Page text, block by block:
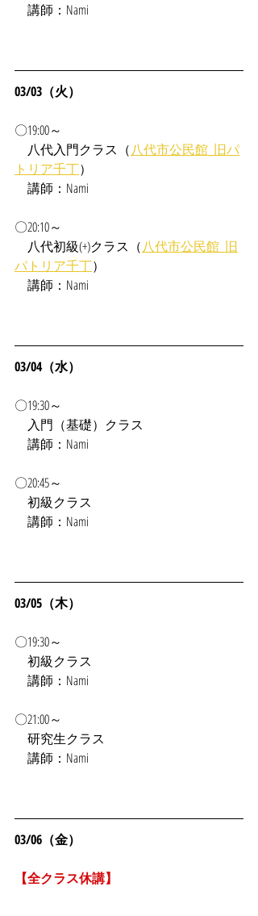
講師：Nami
03/03（火）
〇19:00～
八代入門クラス（八代市公民館_旧パ
トリア千丁）
講師：Nami
〇20:10～
八代初級(+)クラス（八代市公民館_旧
パトリア千丁）
講師：Nami
03/04（水）
〇19:30～
入門（基礎）クラス
講師：Nami
〇20:45～
初級クラス
講師：Nami
03/05（木）
〇19:30～
初級クラス
講師：Nami
〇21:00～
研究生クラス
講師：Nami
03/06（金）
【全クラス休講】